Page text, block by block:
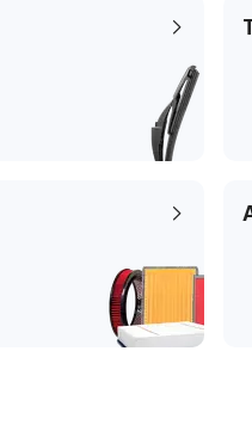
Годы
Мощность
Рабочий
двигателя
Тип
Тип
Код кузова
Тип платформы
Код кузова